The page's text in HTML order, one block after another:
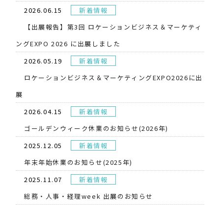
2026.06.15
新着情報
【出展報告】第3回 ロケーションビジネス＆マーケティ
ングEXPO 2026 に出展しました
2026.05.19
新着情報
​ロケーションビジネス＆マーケティングEXPO2026に出
展
2026.04.15
新着情報
ゴールデンウィーク休業のお知らせ(2026年)
2025.12.05
新着情報
年末年始休業のお知らせ(2025年)
2025.11.07
新着情報
総務・人事・経理week 出展のお知らせ